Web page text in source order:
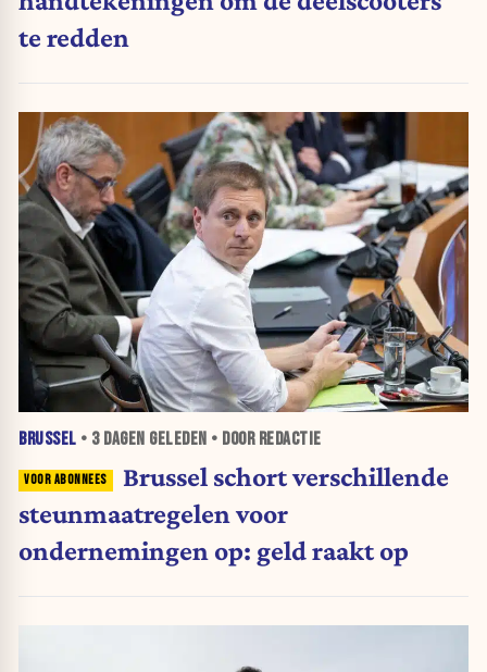
te redden
BRUSSEL • 3 DAGEN GELEDEN • DOOR REDACTIE
Brussel schort verschillende
steunmaatregelen voor
ondernemingen op: geld raakt op